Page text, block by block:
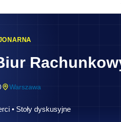
Warszawa
• Stoły dyskusyjne